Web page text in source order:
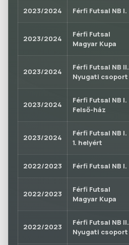
2023/2024 Férfi Futsal NB I.
2023/2024
Férfi Futsal
Magyar Kupa
2023/2024
Férfi Futsal NB II.
Nyugati csoport
2023/2024
Férfi Futsal NB I.
Felső-ház
2023/2024
Férfi Futsal NB I.
1. helyért
2022/2023 Férfi Futsal NB I.
2022/2023
Férfi Futsal
Magyar Kupa
2022/2023
Férfi Futsal NB II.
Nyugati csoport